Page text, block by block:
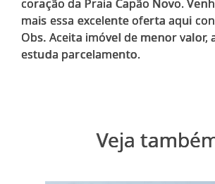
coração da Praia Capão Novo.
mais essa excelente oferta aqui
Obs. Aceita imóvel de menor valor,
Veja